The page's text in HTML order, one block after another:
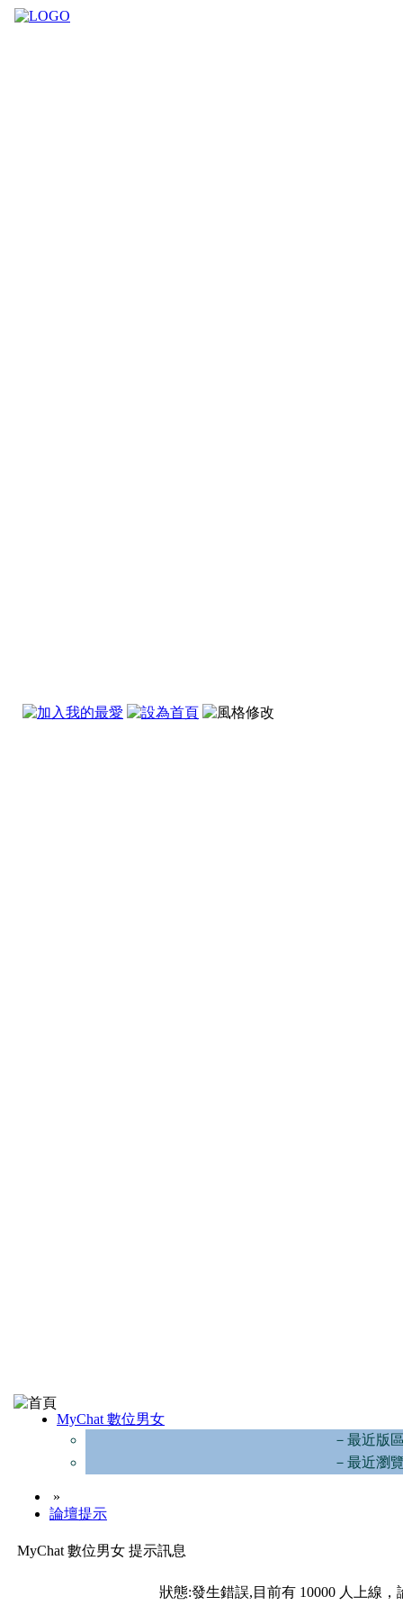
MyChat 數位男女
－最近版
－最近瀏
»
論壇提示
MyChat 數位男女 提示訊息
狀態:發生錯誤,目前有 10000 人上線